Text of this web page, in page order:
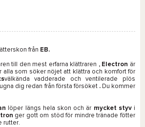
från EB.
till den mest erfarna klättraren , Electron är
alla som söker nöjet att klättra och komfort för
välkända vadderade och ventilerade plös
dig redan från första försöket .Du kommer
löper längs hela skon och är mycket styvi
ger gott om stöd för mindre tränade fötter
rutter.